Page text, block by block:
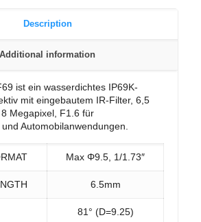
Description
Additional information
ist ein wasserdichtes IP69K-
mit eingebautem IR-Filter, 6,5
Megapixel, F1.6 für
Automobilanwendungen.
Max Φ9.5, 1/1.73″
6.5mm
81° (D=9.25)